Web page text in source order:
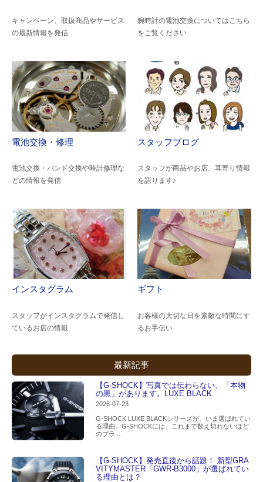
キャンペーン、取扱商品やサービス
の最新情報を発信
腕時計の電池交換についてはこちら
をご覧ください
電池交換・修理
電池交換・バンド交換や時計修理な
どの情報を発信
スタッフブログ
スタッフが商品やお店、耳寄り情報
を語ります♪
インスタグラム
スタッフがインスタグラムで発信し
ているお店の情報
ギフト
お客様の大切な日を素敵な時間にす
るお手伝い
最新記事
【G-SHOCK】写真では伝わらない、「本物
の黒」があります。LUXE BLACK
2026-07-23
G-SHOCK LUXE BLACKシリーズが、いま選ばれてい
る理由。G-SHOCKには、これまで数え切れないほど
のブラ ...
【G-SHOCK】発売直後から話題！ 新型GRA
VITYMASTER「GWR-B3000」が選ばれてい
る理由とは？